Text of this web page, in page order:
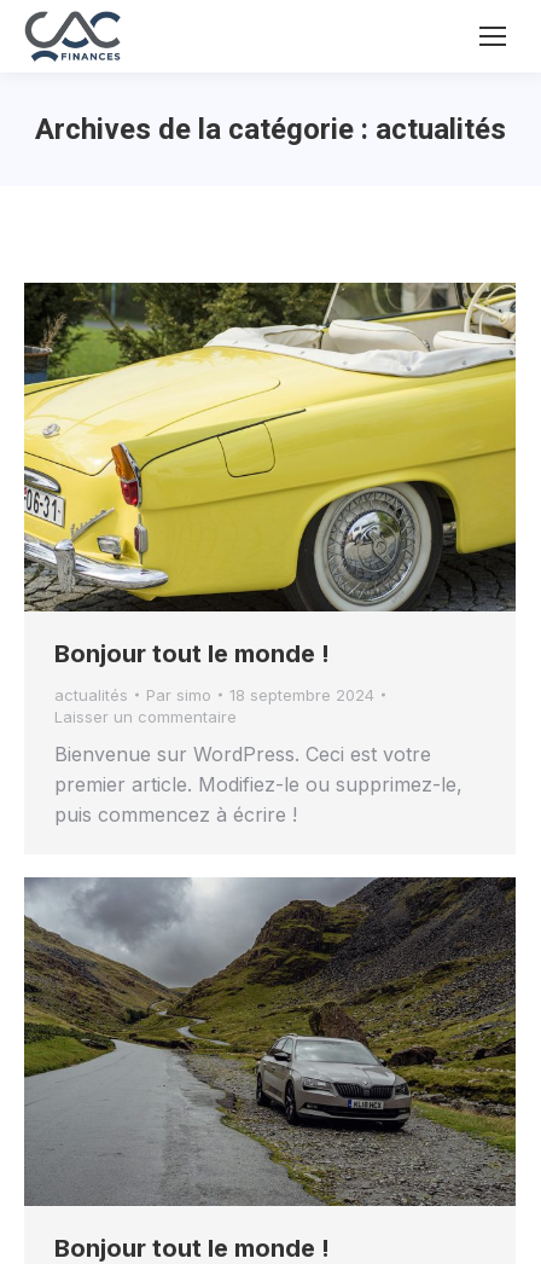
Archives de la catégorie : actualités
Bonjour tout le monde !
actualités Par simo
18 septembre 2024
Laisser un commentaire
Bienvenue sur WordPress. Ceci est votre
premier article. Modifiez-le ou supprimez-le,
puis commencez à écrire !
Bonjour tout le monde !